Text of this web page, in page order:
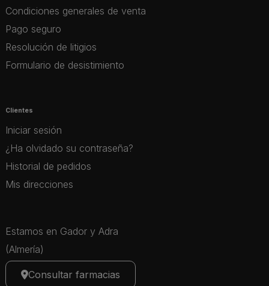
Condiciones generales de venta
Pago seguro
Resolución de litigios
Formulario de desistimiento
Clientes
Iniciar sesión
¿Ha olvidado su contraseña?
Historial de pedidos
Mis direcciones
Estamos en Gador y Adra
(Almería)
Consultar farmacias